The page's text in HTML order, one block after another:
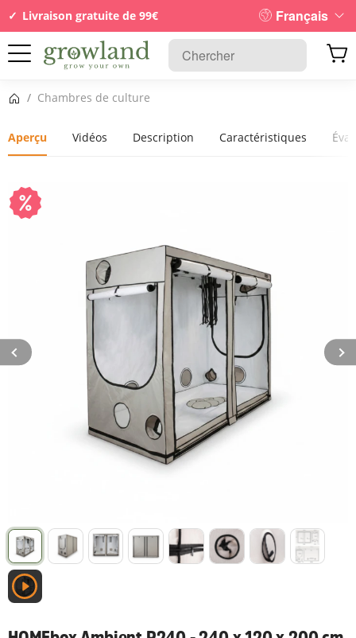
Livraison gratuite de 99€ Français
Page d’accueil
/ Chambres de culture
Aperçu Vidéos Description Caractéristiques